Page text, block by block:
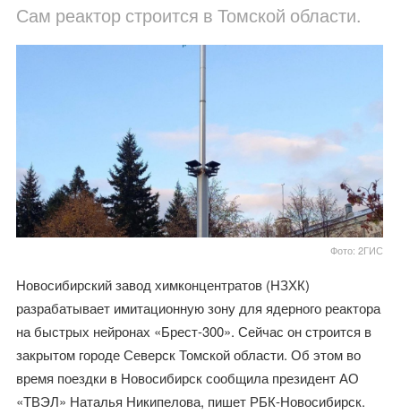
Сам реактор строится в Томской области.
Фото: 2ГИС
Новосибирский завод химконцентратов (НЗХК)
разрабатывает имитационную зону для ядерного реактора
на быстрых нейронах «Брест-300». Сейчас он строится в
закрытом городе Северск Томской области. Об этом во
время поездки в Новосибирск сообщила президент АО
«ТВЭЛ» Наталья Никипелова, пишет РБК-Новосибирск.